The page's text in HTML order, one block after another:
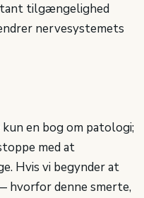
tilgængelighed
nervesystemets
en bog om patologi;
med at
Hvis vi begynder at
hvorfor denne smerte,